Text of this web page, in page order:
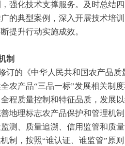
强化技术支撑服务。及时总结
的典型案例，深入开展技术培
提升行动实施成效。
制
订的《中华人民共和国农产品质
农产品“三品一标”发展相关制
程质量控制和特征品质，发展
地理标志农产品保护和管理机
测、质量追溯、信用监管和质
制，按照“谁认证、谁监管”原